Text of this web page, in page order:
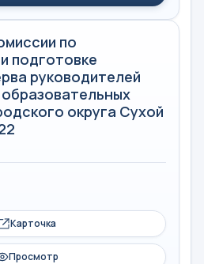
по
подготовке
руководителей
округа Сухой
Карточка
Просмотр